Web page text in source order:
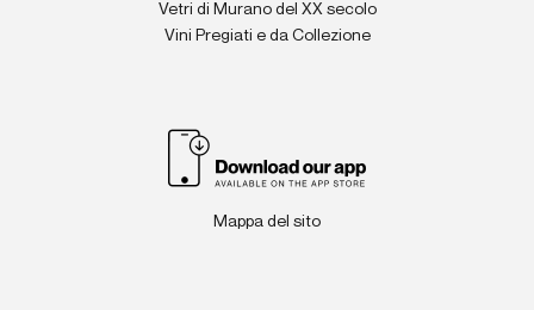
Vetri di Murano del XX secolo
Vini Pregiati e da Collezione
Mappa del sito